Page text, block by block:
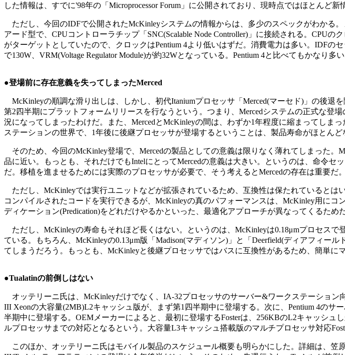
した情報は、すでに'98年の「Microprocessor Forum」に公開されており、現時点ではほとんど
ただし、今回のIDFで公開されたMcKinleyシステムの情報からは、多少のスペックがわかる
アード型で、CPUコントローラチップ「SNC(Scalable Node Controller)」に接続される。CPU
がターゲットとしていたので、クロックはPentium 4より低いはずだ。消費電力は多い。IDF
で130W、VRM(Voltage Regulator Module)が約32Wとなっている。Pentium 4と比べてもかなり多い
●登場前に存在意義を失ってしまったMerced
McKinleyの順調な滑り出しは、しかし、初代Itaniumプロセッサ「Merced(マーセド)」の後退
第2四半期にプラットフォームリリースを行なうという。つまり、Mercedシステムの正式な登
況になってしまったわけだ。また、MercedとMcKinleyの間は、わずか1年程度に縮まってしま
ステーションの世界で、1年後に後継プロセッサが登場するということは、製品寿命がほとんど
そのため、今回のMcKinley登場で、Mercedの製品としての意義は限りなく薄れてしまった。
品に近い。もっとも、それだけでもIntelにとってMercedの意義は大きい。というのは、命令セ
だ。移植を進ませるためには実際のプロセッサが必要で、そう考えるとMercedの存在は重要だ
ただし、McKinleyでは実行ユニットなどが拡張されているため、互換性は保たれているとは
コンパイルされたコードを実行できるが、McKinleyの真のパフォーマンスは、McKinley用に
ディケーション(Predication)をどれだけやるかといった、最適化アプローチが異なってくるためだ
ただし、McKinleyの寿命もそれほど長くはない。というのは、McKinleyは0.18μmプロセスで
ている。もちろん、McKinleyの0.13μm版「Madison(マディソン)」と「Deerfield(ディアフィー
てしまうだろう。もっとも、McKinleyと後継プロセッサではバスに互換性があるため、簡単に
●Tualatinの前倒しはない
オッテリーニ氏は、McKinleyだけでなく、IA-32プロセッサのサーバー&ワークステーション
III Xeonの大容量(2MB)L2キャッシュ版が、まず第1四半期中に登場する。次に、Pentium 4のサ
半期中に登場する。OEMメーカーによると、最初に登場するFosterは、256KBのL2キャッシュ
ルプロセッサまでの対応となるという。大容量L3キャッシュ搭載版のマルチプロセッサ対応
このほか、オッテリーニ氏はモバイル製品のスケジュール概要も明らかにした。詳細は、笠